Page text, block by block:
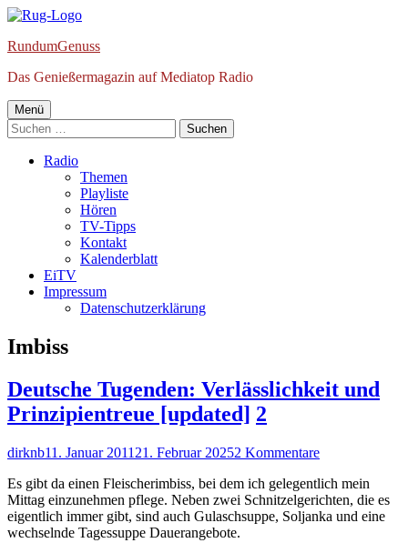
Springe
Inhalt
RundumGenuss
Das Genießermagazin auf Mediatop Radio
Primäres
Menü
Menü
Suchen
nach:
Radio
Themen
Playliste
Hören
TV-Tipps
Kontakt
Kalenderblatt
EiTV
Impressum
Datenschutzerklärung
Schlagwort:
Imbiss
Deutsche Tugenden: Verlässlichkeit und
Prinzipientreue [updated] 2
Autor
dirknbVeröffentlicht
11. Januar 2011 21. Februar 20252 Kommentarezu
Tugenden:
Verlässlichkeit
und
Es gibt da einen Fleischerimbiss, bei dem ich gelegentlich mein
Mittag einzunehmen pflege. Neben zwei Schnitzelgerichten, die es
eigentlich immer gibt, sind auch Gulaschsuppe, Soljanka und eine
wechselnde Tagessuppe Dauerangebote.